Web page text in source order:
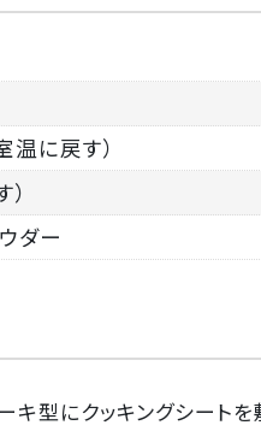
温に戻す）
ダー
キ型にクッキングシートを